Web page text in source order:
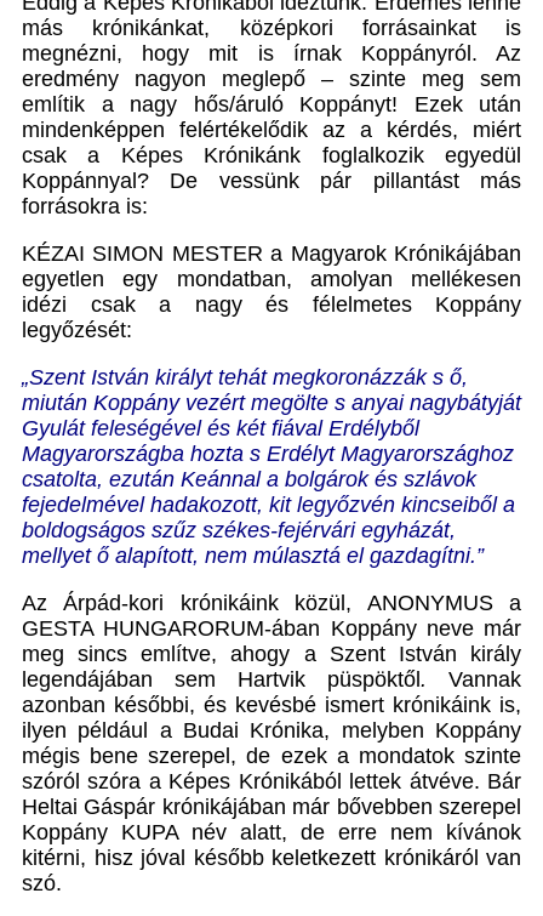
más krónikánkat, középkori forrásainkat is
megnézni, hogy mit is írnak Koppányról. Az
eredmény nagyon meglepő – szinte meg sem
említik a nagy hős/áruló Koppányt! Ezek után
mindenképpen felértékelődik az a kérdés, miért
csak a Képes Krónikánk foglalkozik egyedül
Koppánnyal? De vessünk pár pillantást más
forrásokra is:
KÉZAI SIMON MESTER a Magyarok Krónikájában
egyetlen egy mondatban, amolyan mellékesen
idézi csak a nagy és félelmetes Koppány
legyőzését:
„Szent István királyt tehát megkoronázzák s ő,
miután Koppány vezért megölte s anyai nagybátyját
Gyulát feleségével és két fiával Erdélyből
Magyarországba hozta s Erdélyt Magyarországhoz
csatolta, ezután Keánnal a bolgárok és szlávok
fejedelmével hadakozott, kit legyőzvén kincseiből a
boldogságos szűz székes-fejérvári egyházát,
mellyet ő alapított, nem múlasztá el gazdagítni.”
Az Árpád-kori krónikáink közül, ANONYMUS a
GESTA HUNGARORUM-ában Koppány neve már
meg sincs említve, ahogy a Szent István király
legendájában sem Hartvik püspöktől. Vannak
azonban későbbi, és kevésbé ismert krónikáink is,
ilyen például a Budai Krónika, melyben Koppány
mégis bene szerepel, de ezek a mondatok szinte
szóról szóra a Képes Krónikából lettek átvéve. Bár
Heltai Gáspár krónikájában már bővebben szerepel
Koppány KUPA név alatt, de erre nem kívánok
kitérni, hisz jóval később keletkezett krónikáról van
szó.